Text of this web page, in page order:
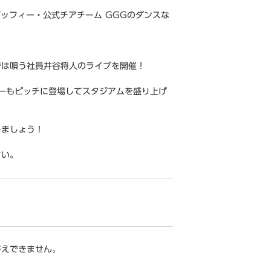
フィー・公式チアチーム GGGのダンスな
唄う社員井谷将人のライブを開催！
もピッチに登場してスタジアムを盛り上げ
しょう！
。
できません。